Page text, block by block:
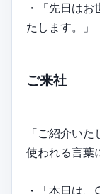
・「先日は
たします。」
ご来社
「ご紹介い
使われる言葉
・「本日は